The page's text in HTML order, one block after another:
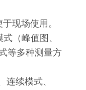
现场使用。
（峰值图、
等多种测量方
连续模式、